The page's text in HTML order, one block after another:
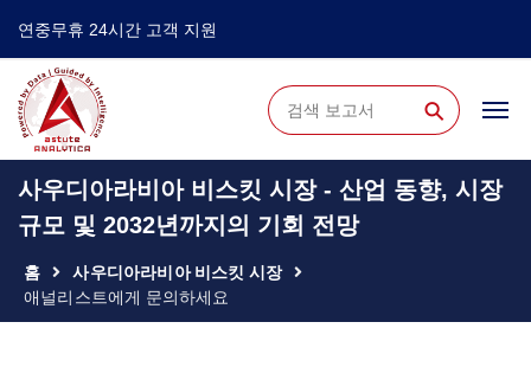
연중무휴 24시간 고객 지원
⚲
사우디아라비아 비스킷 시장 - 산업 동향, 시장
규모 및 2032년까지의 기회 전망
홈
사우디아라비아 비스킷 시장
애널리스트에게 문의하세요